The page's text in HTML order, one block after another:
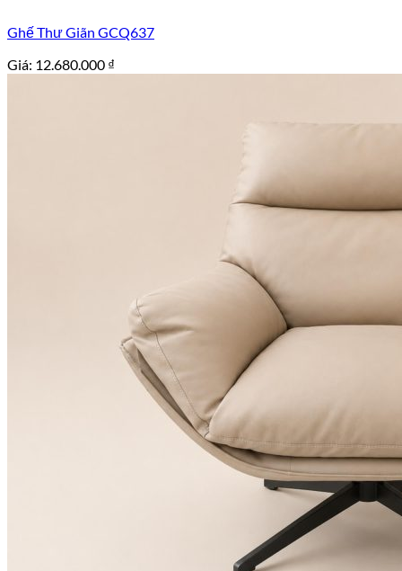
Ghế Thư Giãn GCQ637
Giá: 12.680.000 ₫